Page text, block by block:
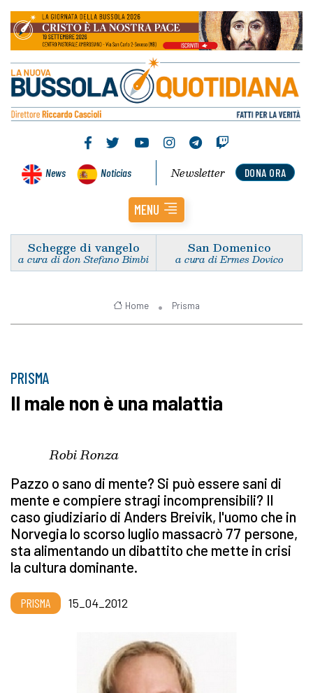
News Noticias DONA ORA
Newsletter
MENU
Schegge di vangelo
a cura di don Stefano Bimbi
San Domenico
a cura di Ermes Dovico
Home Prisma
PRISMA
Il male non è una malattia
Robi Ronza
Pazzo o sano di mente? Si può essere sani di
mente e compiere stragi incomprensibili? Il
caso giudiziario di Anders Breivik, l'uomo che in
Norvegia lo scorso luglio massacrò 77 persone,
sta alimentando un dibattito che mette in crisi
la cultura dominante.
PRISMA 15_04_2012